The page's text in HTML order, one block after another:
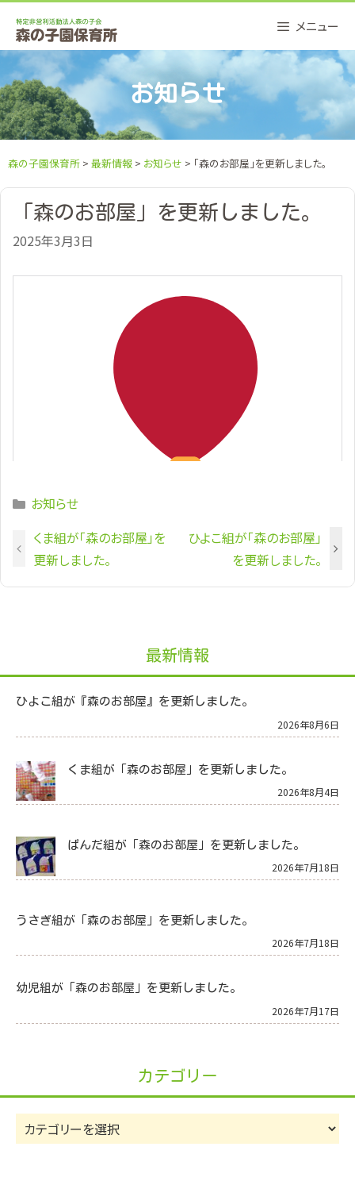
content
メニュー
お知らせ
森の子園保育所 > 最新情報 > お知らせ > 「森のお部屋」を更新しました。
「森のお部屋」を更新しました。
2025年3月3日
Categories
お知らせ
くま組が「森のお部屋」を
更新しました。
ひよこ組が「森のお部屋」
を更新しました。
最新情報
ひよこ組が『森のお部屋』を更新しました。
2026年8月6日
くま組が「森のお部屋」を更新しました。
2026年8月4日
ぱんだ組が「森のお部屋」を更新しました。
2026年7月18日
うさぎ組が「森のお部屋」を更新しました。
2026年7月18日
幼児組が「森のお部屋」を更新しました。
2026年7月17日
カテゴリー
カ
テ